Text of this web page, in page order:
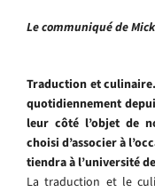
Le communiqué de
Traduction et
quotidiennement
leur côté l’objet de
choisi d’associer à
tiendra à l’université
La traduction et le